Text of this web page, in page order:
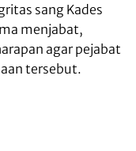
sang Kades
menjabat,
agar pejabat
tersebut.